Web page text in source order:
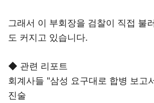
그래서 이 부회장을 검찰이 직접 불
도 커지고 있습니다.
◆ 관련 리포트
회계사들 "삼성 요구대로 합병 보고
진술